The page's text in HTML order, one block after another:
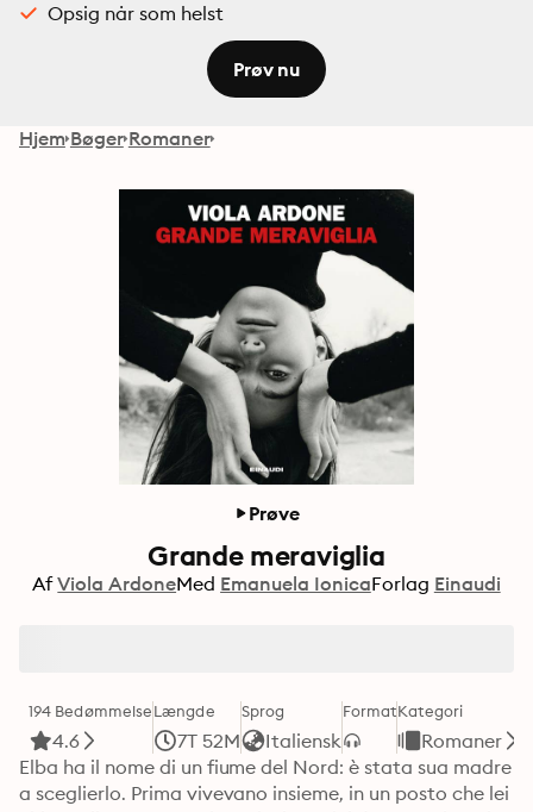
Opsig når som helst
Prøv nu
Hjem Bøger Romaner
Prøve
Grande meraviglia
Af Viola ArdoneMed Emanuela IonicaForlag Einaudi
194 Bedømmelse
4.6
Længde
7T 52M
Sprog
Italiensk
FormatKategori
Romaner
Elba ha il nome di un fiume del Nord: è stata sua madre
a sceglierlo. Prima vivevano insieme, in un posto che lei